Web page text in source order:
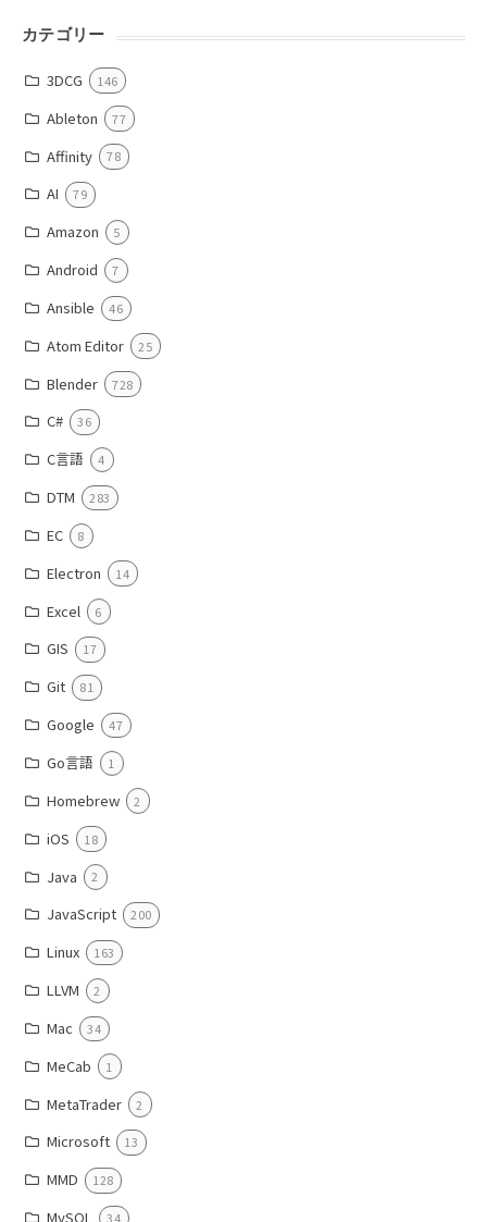
カテゴリー
3DCG 146
Ableton 77
Affinity 78
AI 79
Amazon 5
Android 7
Ansible 46
Atom Editor 25
Blender 728
C# 36
C言語 4
DTM 283
EC 8
Electron 14
Excel 6
GIS 17
Git 81
Google 47
Go言語 1
Homebrew 2
iOS 18
Java 2
JavaScript 200
Linux 163
LLVM 2
Mac 34
MeCab 1
MetaTrader 2
Microsoft 13
MMD 128
MySQL 34